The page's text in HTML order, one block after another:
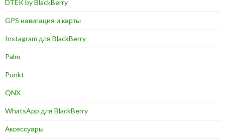
DTEK by BlackBerry
GPS навигация и карты
Instagram для BlackBerry
Palm
Punkt
QNX
WhatsApp для BlackBerry
Аксессуары